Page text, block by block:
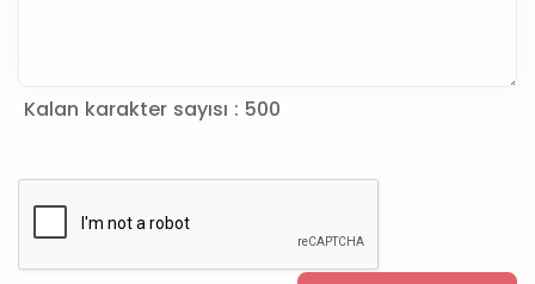
Kalan karakter sayısı : 500